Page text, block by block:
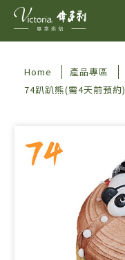
Home 產品專區
74趴趴熊(需4天前預約)